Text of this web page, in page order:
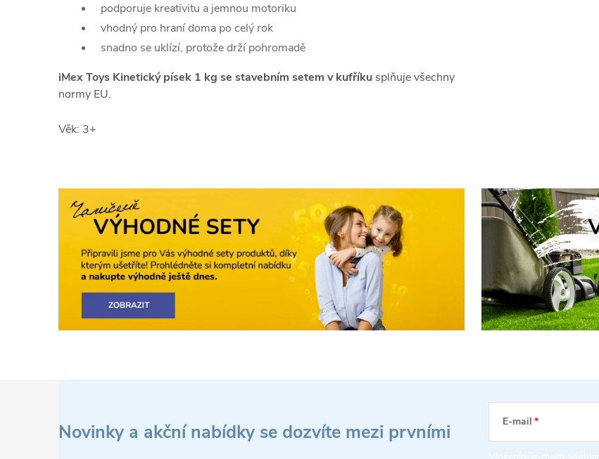
podporuje kreativitu a jemnou motoriku
vhodný pro hraní doma po celý rok
snadno se uklízí, protože drží pohromadě
iMex Toys Kinetický písek 1 kg se stavebním setem v kufříku splňuje všechny
normy EU.
Věk: 3+
Novinky a akční nabídky se dozvíte mezi prvními E-mail